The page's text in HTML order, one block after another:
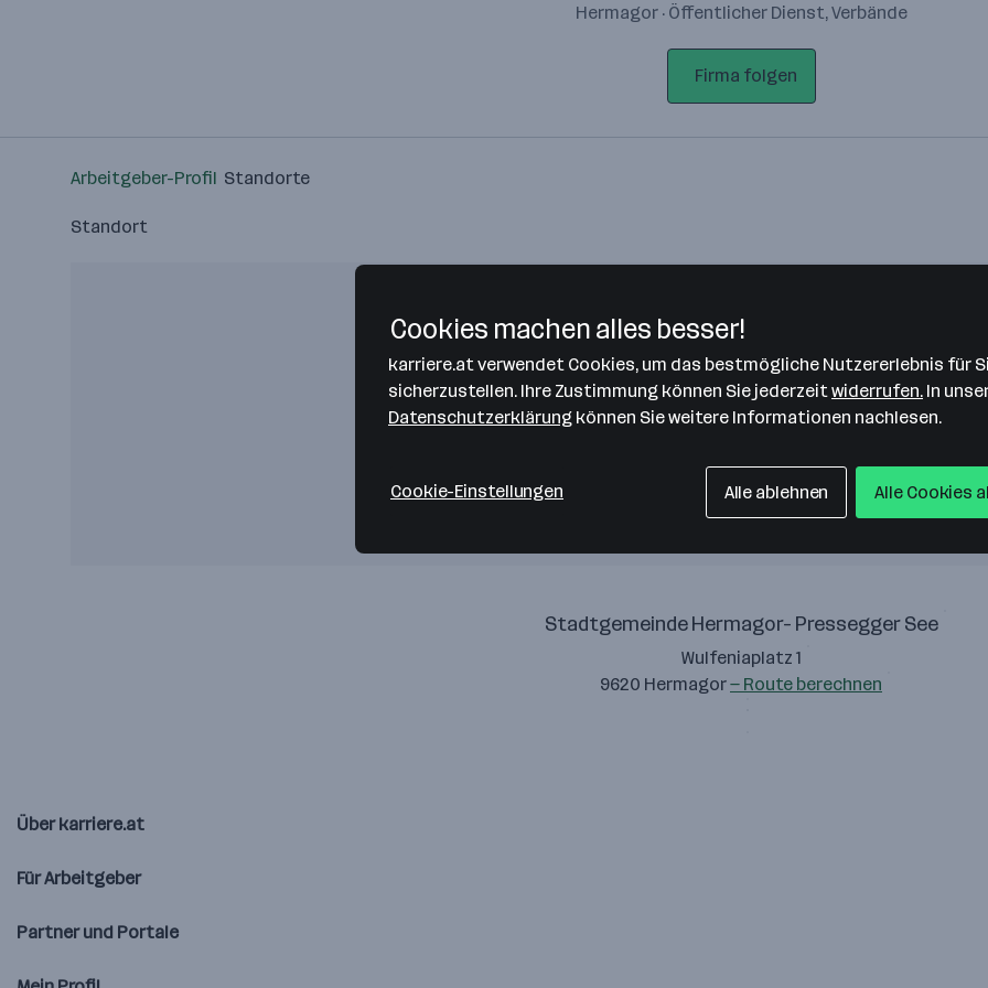
Hermagor · Öffentlicher Dienst, Verbände
Firma folgen
Arbeitgeber-Profil Standorte
Standort
Bitte stimme unseren Cookie-
Richtlinien zu, um diese Karte
anzuzeigen.
Zustimmung geben
Stadtgemeinde Hermagor- Pressegger See
Wulfeniaplatz 1
9620 Hermagor— Route berechnen
Über karriere.at
Für Arbeitgeber
Partner und Portale
Cookies machen alles besser!
karriere.at verwendet Cookies, um das bestmögliche Nutzererlebnis für
sicherzustellen. Ihre Zustimmung können Sie jederzeit widerrufen. In
Datenschutzerklärung können Sie weitere Informationen nachlesen.
Cookie-Einstellungen Alle ablehnen Alle Cookies